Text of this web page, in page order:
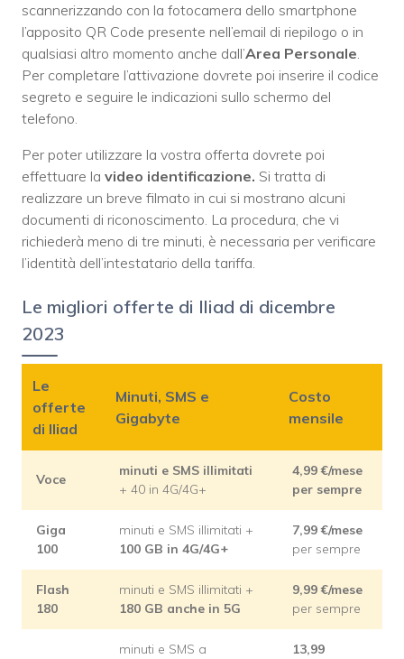
scannerizzando con la fotocamera dello smartphone
l’apposito QR Code presente nell’email di riepilogo o in
qualsiasi altro momento anche dall’Area Personale.
Per completare l’attivazione dovrete poi inserire il codice
segreto e seguire le indicazioni sullo schermo del
telefono.
Per poter utilizzare la vostra offerta dovrete poi
effettuare la video identificazione. Si tratta di
realizzare un breve filmato in cui si mostrano alcuni
documenti di riconoscimento. La procedura, che vi
richiederà meno di tre minuti, è necessaria per verificare
l’identità dell’intestatario della tariffa.
Le migliori offerte di Iliad di dicembre
2023
Le
offerte
di Iliad
Minuti, SMS e
Gigabyte
Costo
mensile
Voce
minuti e SMS illimitati
+ 40 in 4G/4G+
4,99 €/mese
per sempre
Giga
100
minuti e SMS illimitati +
100 GB in 4G/4G+
7,99 €/mese
per sempre
Flash
180
minuti e SMS illimitati +
180 GB anche in 5G
9,99 €/mese
per sempre
minuti e SMS a
13,99